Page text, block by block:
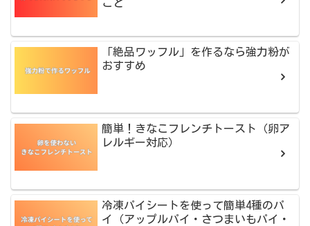
こと
「絶品ワッフル」を作るなら強力粉が
おすすめ
簡単！きなこフレンチトースト（卵ア
レルギー対応）
冷凍パイシートを使って簡単4種のパ
イ（アップルパイ・さつまいもパイ・